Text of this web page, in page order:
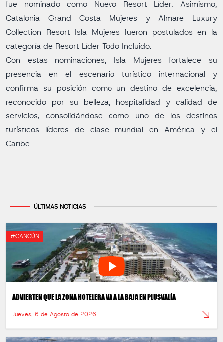
fue nominado como Nuevo Resort Líder. Asimismo,
Catalonia Grand Costa Mujeres y Almare Luxury
Collection Resort Isla Mujeres fueron postulados en la
categoría de Resort Líder Todo Incluido.
Con estas nominaciones, Isla Mujeres fortalece su
presencia en el escenario turístico internacional y
confirma su posición como un destino de excelencia,
reconocido por su belleza, hospitalidad y calidad de
servicios, consolidándose como uno de los destinos
turísticos líderes de clase mundial en América y el
Caribe.
ÚLTIMAS NOTICIAS
#CANCÚN
ADVIERTEN QUE LA ZONA HOTELERA VA A LA BAJA EN PLUSVALÍA
Jueves, 6 de Agosto de 2026